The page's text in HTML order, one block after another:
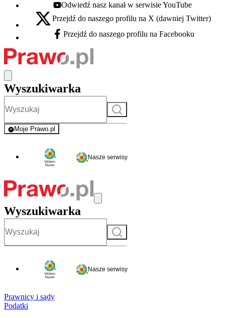
Youtube - otwiera się w nowej karcie
Odwiedź nasz kanał w serwisie YouTube
X - otwiera się w nowej karcie
Przejdź do naszego profilu na X (dawniej Twitter)
Facebook - otwiera się w nowej karcie
Przejdź do naszego profilu na Facebooku
Wyszukiwarka
Szukaj
Moje Prawo.pl
- rejestracja i logowanie do serwisu
Nasze serwisy
Wyszukiwarka
Szukaj
Nasze serwisy
Prawnicy i sądy
Podatki